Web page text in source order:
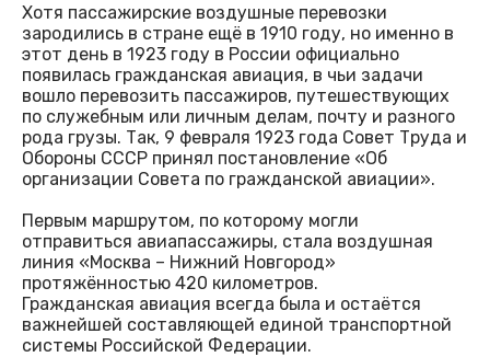
Хотя пассажирские воздушные перевозки
зародились в стране ещё в 1910 году, но именно в
этот день в 1923 году в России официально
появилась гражданская авиация, в чьи задачи
вошло перевозить пассажиров, путешествующих
по служебным или личным делам, почту и разного
рода грузы. Так, 9 февраля 1923 года Совет Труда и
Обороны СССР принял постановление «Об
организации Совета по гражданской авиации».
Первым маршрутом, по которому могли
отправиться авиапассажиры, стала воздушная
линия «Москва – Нижний Новгород»
протяжённостью 420 километров.
Гражданская авиация всегда была и остаётся
важнейшей составляющей единой транспортной
системы Российской Федерации.